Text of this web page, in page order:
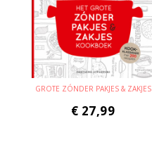
GROTE ZÓNDER PAKJES & ZAKJES
€ 27,99